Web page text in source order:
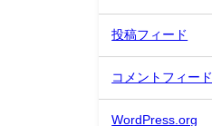
投稿フィード
コメントフィード
WordPress.org